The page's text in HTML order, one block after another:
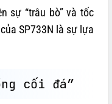
sự “trâu bò” và tốc
SP733N là sự lựa
cối đá”